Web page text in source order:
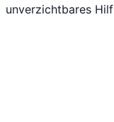
unverzichtbares